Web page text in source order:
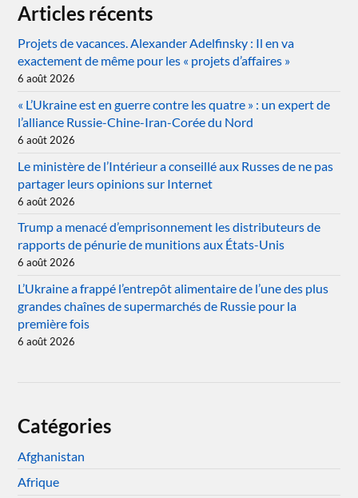
Articles récents
Projets de vacances. Alexander Adelfinsky : Il en va
exactement de même pour les « projets d’affaires »
6 août 2026
« L’Ukraine est en guerre contre les quatre » : un expert de
l’alliance Russie-Chine-Iran-Corée du Nord
6 août 2026
Le ministère de l’Intérieur a conseillé aux Russes de ne pas
partager leurs opinions sur Internet
6 août 2026
Trump a menacé d’emprisonnement les distributeurs de
rapports de pénurie de munitions aux États-Unis
6 août 2026
L’Ukraine a frappé l’entrepôt alimentaire de l’une des plus
grandes chaînes de supermarchés de Russie pour la
première fois
6 août 2026
Catégories
Afghanistan
Afrique